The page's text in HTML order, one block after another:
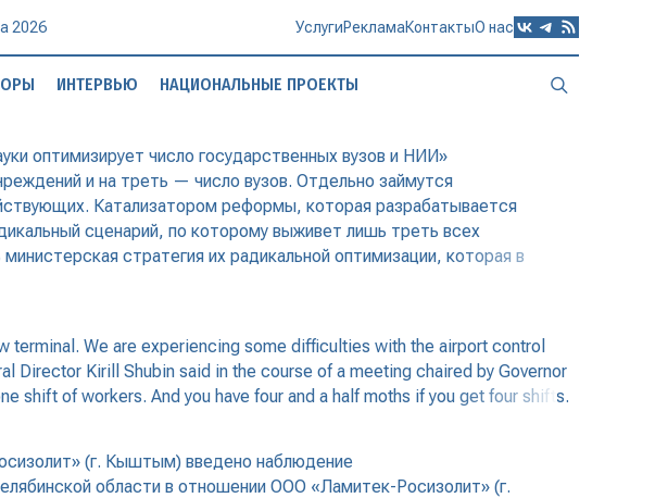
2026 УслугиРекламаКонтактыО нас
ИНТЕРВЬЮ НАЦИОНАЛЬНЫЕ ПРОЕКТЫ
оптимизирует число государственных вузов и НИИ»
и на треть — число вузов. Отдельно займутся
Катализатором реформы, которая разрабатывается
сценарий, по которому выживет лишь треть всех
стратегия их радикальной оптимизации, которая в
terminal. We are experiencing some difficulties with the airport control
Director Kirill Shubin said in the course of a meeting chaired by Governor
shift of workers. And you have four and a half moths if you get four shifts.
(г. Кыштым) введено наблюдение
области в отношении ООО «Ламитек-Росизолит» (г.